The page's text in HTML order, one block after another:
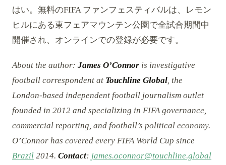
はい。無料のFIFA ファンフェスティバルは、レモン
ヒルにある東フェアマウンテン公園で全試合期間中
開催され、オンラインでの登録が必要です。
About the author: James O’Connor is investigative
football correspondent at Touchline Global , the
London-based independent football journalism outlet
founded in 2012 and specializing in FIFA governance,
commercial reporting, and football’s political economy.
O’Connor has covered every FIFA World Cup since
Brazil 2014. Contact: james.oconnor@touchline.global